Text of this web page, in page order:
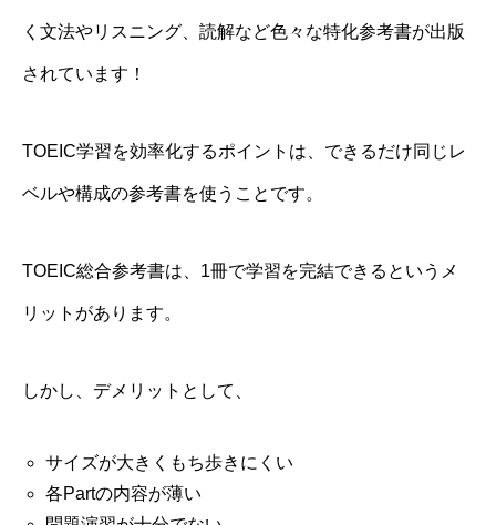
く文法やリスニング、読解など色々な特化参考書が出版
されています！
TOEIC学習を効率化するポイントは、できるだけ同じレ
ベルや構成の参考書を使うことです。
TOEIC総合参考書は、 1冊で学習を完結できる というメ
リットがあります。
しかし、デメリットとして、
サイズが大きくもち歩きにくい
各Partの内容が薄い